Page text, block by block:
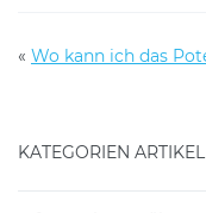
« Wo kann ich das
KATEGORIEN ARTIKEL